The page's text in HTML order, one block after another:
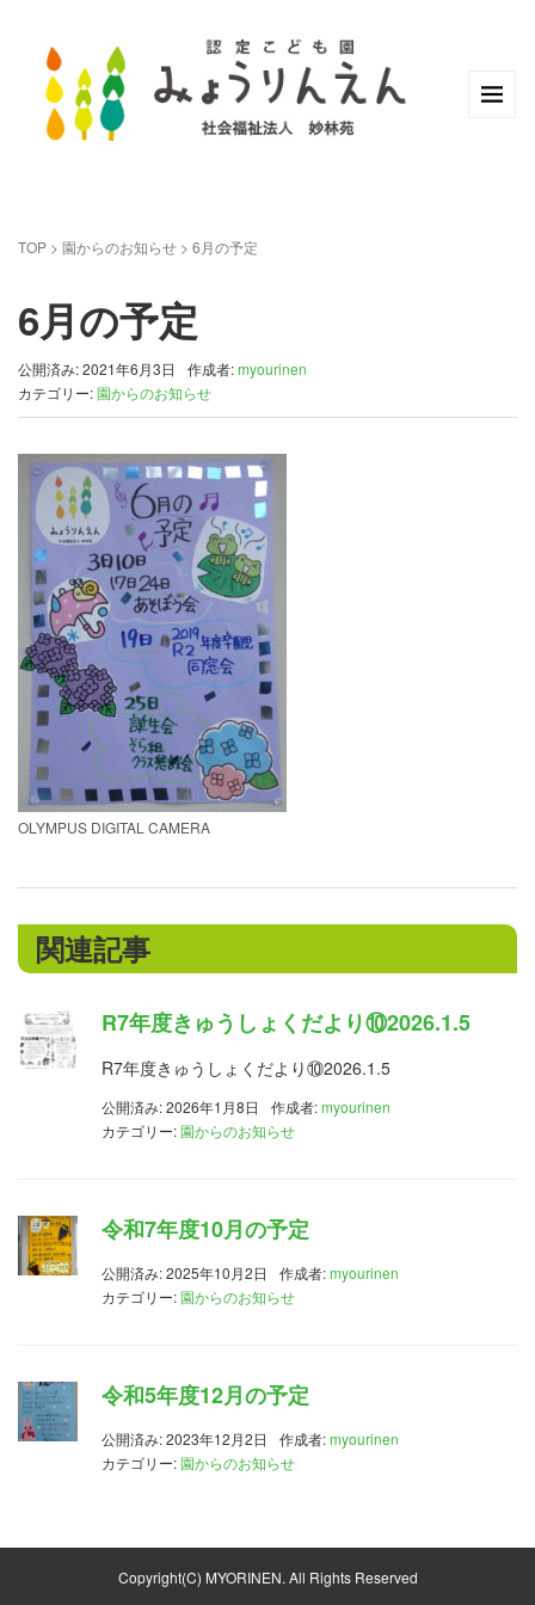
TOP > 園からのお知らせ > 6月の予定
6月の予定
公開済み: 2021年6月3日 作成者:myourinen
カテゴリー:園からのお知らせ
OLYMPUS DIGITAL CAMERA
関連記事
R7年度きゅうしょくだより⑩2026.1.5
R7年度きゅうしょくだより⑩2026.1.5
公開済み: 2026年1月8日 作成者:myourinen
カテゴリー:園からのお知らせ
令和7年度10月の予定
公開済み: 2025年10月2日 作成者:myourinen
カテゴリー:園からのお知らせ
令和5年度12月の予定
公開済み: 2023年12月2日 作成者:myourinen
カテゴリー:園からのお知らせ
Copyright(C) MYORINEN. All Rights Reserved